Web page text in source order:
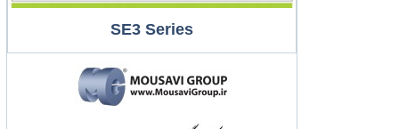
SE3 Series